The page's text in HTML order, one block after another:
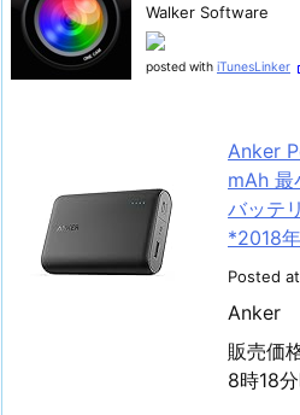
Walker Software
posted with iTunesLinker
Anker
mAh 最
バッテ
*2018
Posted
Anker
販売価
8時18